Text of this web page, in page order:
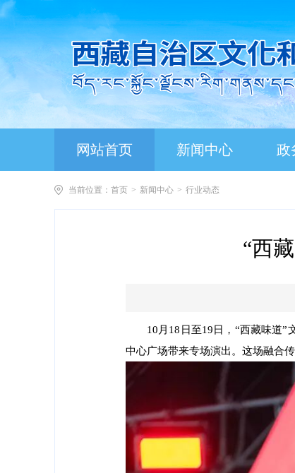
网站首页 新闻中心 政
当前位置： 首页 > 新闻中心 > 行业动态
“西
10月18日至19日，“西藏味道
中心广场带来专场演出。这场融合